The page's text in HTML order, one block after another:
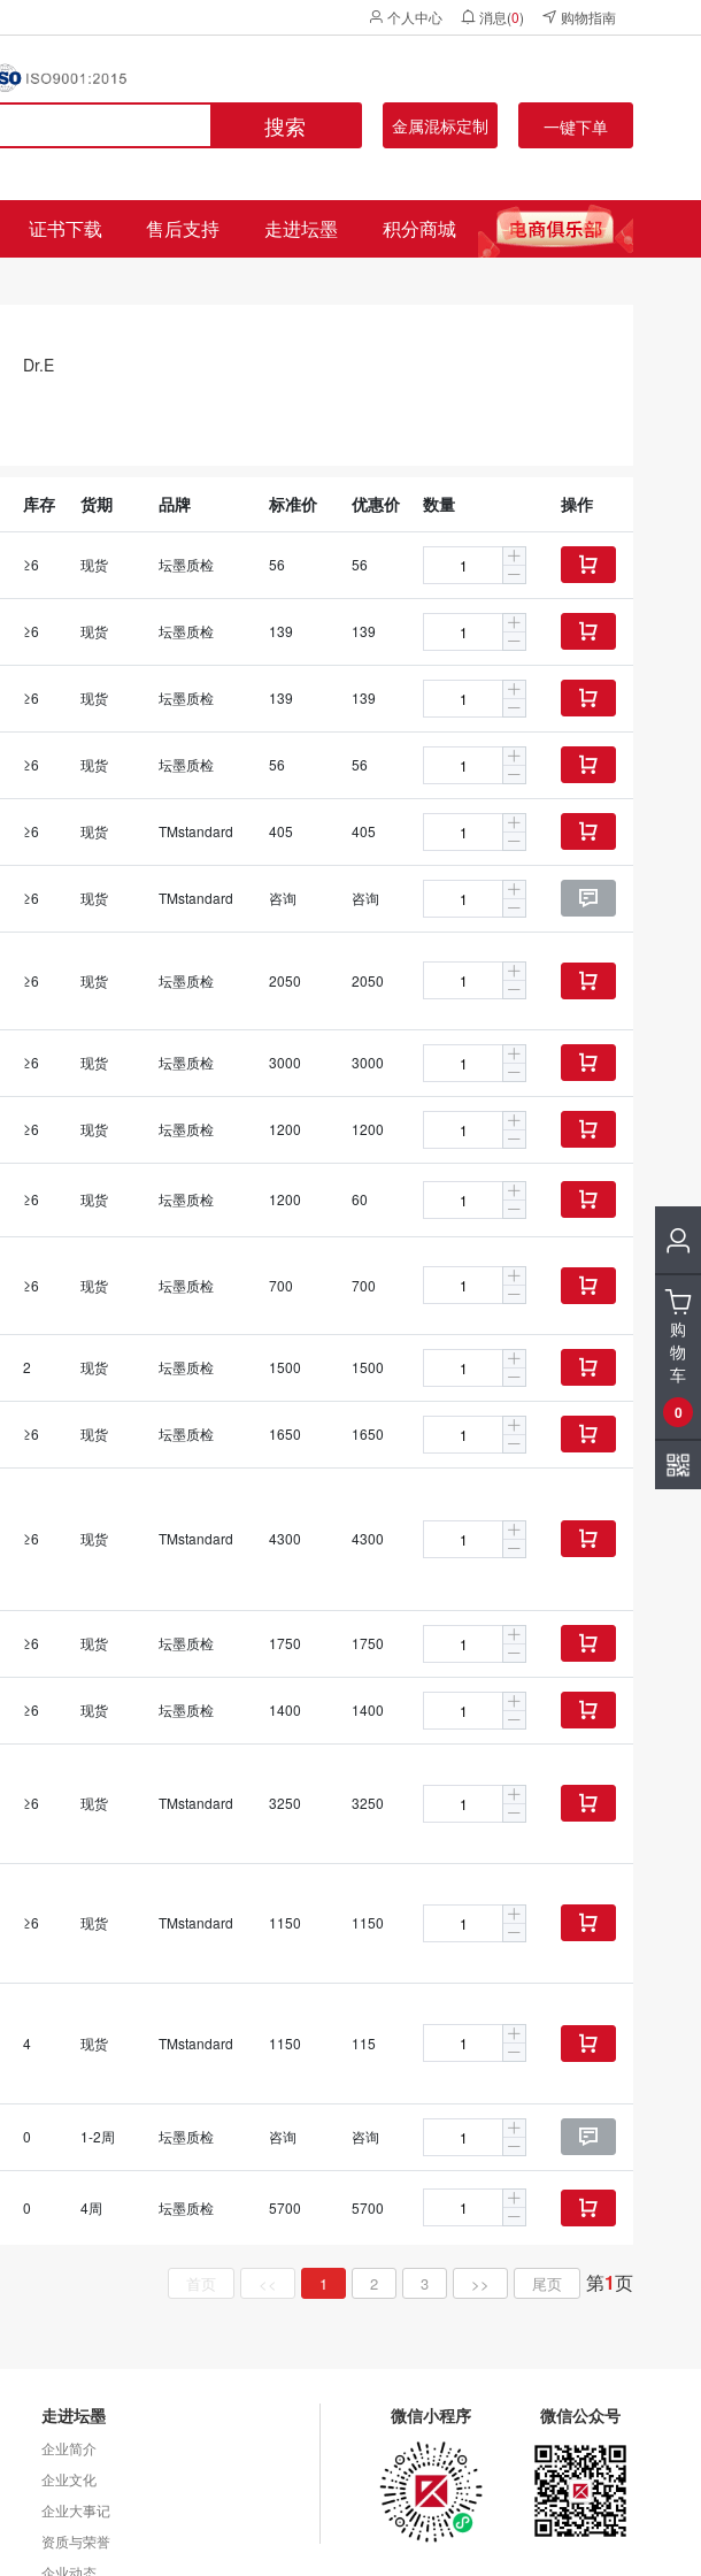
个人中心 消息(0) 购物指南
搜索 金属混标定制 一键下单
证书下载 售后支持 走进坛墨 积分商城
Dr.E
库存 货期 品牌 标准价 优惠价 数量 操作
≥6 现货 坛墨质检 56 56 
≥6 现货 坛墨质检 139 139 
≥6 现货 坛墨质检 139 139 
≥6 现货 坛墨质检 56 56 
≥6 现货 TMstandard 405 405 
≥6 现货 TMstandard 咨询 咨询 
≥6 现货 坛墨质检 2050 2050 
≥6 现货 坛墨质检 3000 3000 
≥6 现货 坛墨质检 1200 1200 
≥6 现货 坛墨质检 1200 60 
≥6 现货 坛墨质检 700 700 
2 现货 坛墨质检 1500 1500 
≥6 现货 坛墨质检 1650 1650 
≥6 现货 TMstandard 4300 4300 
≥6 现货 坛墨质检 1750 1750 
≥6 现货 坛墨质检 1400 1400 
≥6 现货 TMstandard 3250 3250 
≥6 现货 TMstandard 1150 1150 
4 现货 TMstandard 1150 115 
0 1-2周 坛墨质检 咨询 咨询 
0 4周 坛墨质检 5700 5700 
首页 << 1 2 3 >> 尾页 第1页
走进坛墨
企业简介
企业文化
企业大事记
资质与荣誉
企业动态
微信小程序 微信公众号
购
物
车
0